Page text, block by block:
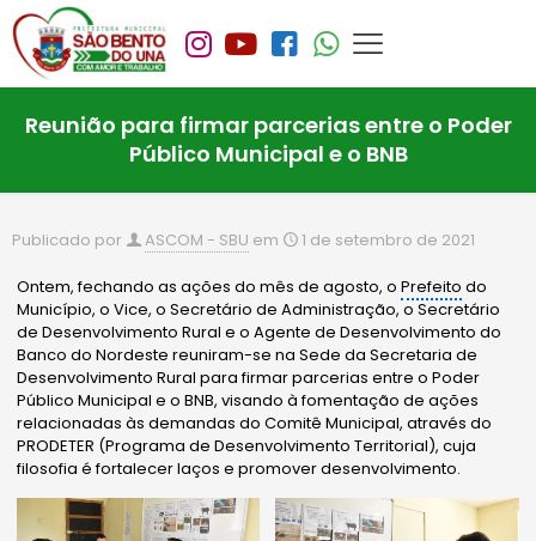
Reunião para firmar parcerias entre o Poder
Público Municipal e o BNB
Publicado por ASCOM - SBU em 1 de setembro de 2021
Ontem, fechando as ações do mês de agosto, oPrefeito do
Município, o Vice, o Secretário de Administração, o Secretário
de Desenvolvimento Rural e o Agente de Desenvolvimento do
Banco do Nordeste reuniram-se na Sede da Secretaria de
Desenvolvimento Rural para firmar parcerias entre o Poder
Público Municipal e o BNB, visando à fomentação de ações
relacionadas às demandas do Comitê Municipal, através do
PRODETER (Programa de Desenvolvimento Territorial), cuja
filosofia é fortalecer laços e promover desenvolvimento.